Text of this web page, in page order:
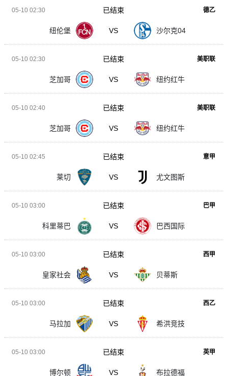
05-10 02:30 德乙
纽伦堡 VS 沙尔克04
已结束
05-10 02:30 美职联
芝加哥 VS 纽约红牛
已结束
05-10 02:40 美职联
芝加哥 VS 纽约红牛
已结束
05-10 02:45 意甲
莱切 VS 尤文图斯
已结束
05-10 03:00 巴甲
科里蒂巴 VS 巴西国际
已结束
05-10 03:00 西甲
皇家社会 VS 贝蒂斯
已结束
05-10 03:00 西乙
马拉加 VS 希洪竞技
已结束
05-10 03:00 英甲
博尔顿 VS 布拉德福
已结束